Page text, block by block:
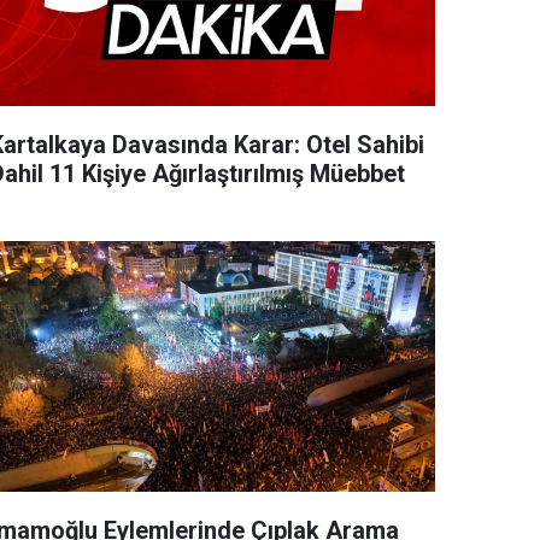
Davasında Karar: Otel Sahibi
11 Kişiye Ağırlaştırılmış Müebbet
Eylemlerinde Çıplak Arama